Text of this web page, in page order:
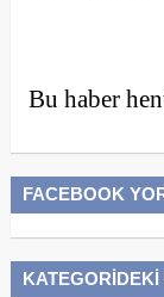
Bu haber
FACEBOOK